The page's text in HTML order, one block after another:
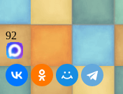
92